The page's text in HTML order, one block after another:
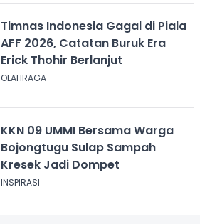
Timnas Indonesia Gagal di Piala
AFF 2026, Catatan Buruk Era
Erick Thohir Berlanjut
OLAHRAGA
KKN 09 UMMI Bersama Warga
Bojongtugu Sulap Sampah
Kresek Jadi Dompet
INSPIRASI